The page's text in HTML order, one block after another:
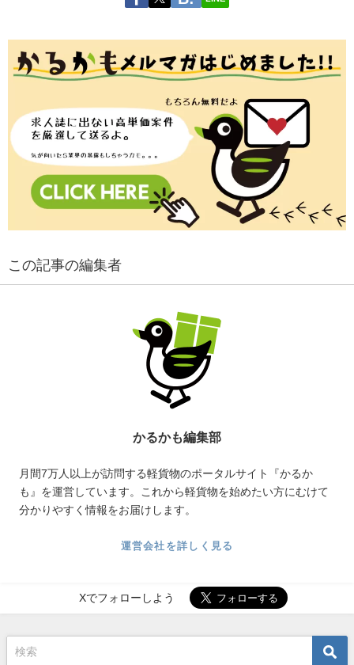
この記事の編集者
かるかも編集部
月間7万人以上が訪問する軽貨物のポータルサイト『かるか
も』を運営しています。これから軽貨物を始めたい方にむけて
分かりやすく情報をお届けします。
運営会社を詳しく見る
Xでフォローしよう